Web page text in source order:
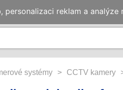
systémy > CCTV kamery
reklam a